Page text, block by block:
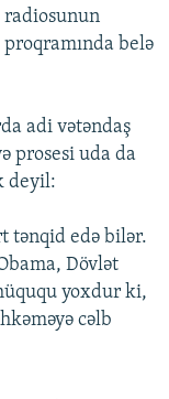
radiosunun
belə
adi vətəndaş
prosesi uda da
deyil:
tənqid edə bilər.
Dövlət
yoxdur ki,
cəlb